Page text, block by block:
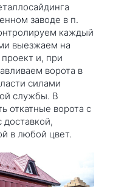
заводе в п.
каждый
выезжаем на
и, при
ворота в
силами
службы. В
откатные ворота с
в любой цвет.